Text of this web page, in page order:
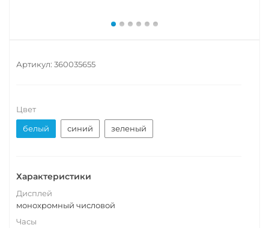
Артикул: 360035655
Цвет
белый
синий зеленый
Характеристики
Дисплей
монохромный числовой
Часы